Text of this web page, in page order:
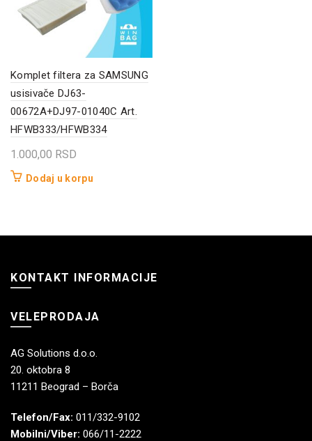
Komplet filtera za SAMSUNG
usisivače DJ63-
00672A+DJ97-01040C Art.
HFWB333/HFWB334
1.000,00 RSD
Dodaj u korpu
KONTAKT INFORMACIJE
VELEPRODAJA
AG Solutions d.o.o.
20. oktobra 8
11211 Beograd – Borča
Telefon/Fax: 011/332-9102
Mobilni/Viber: 066/11-2222